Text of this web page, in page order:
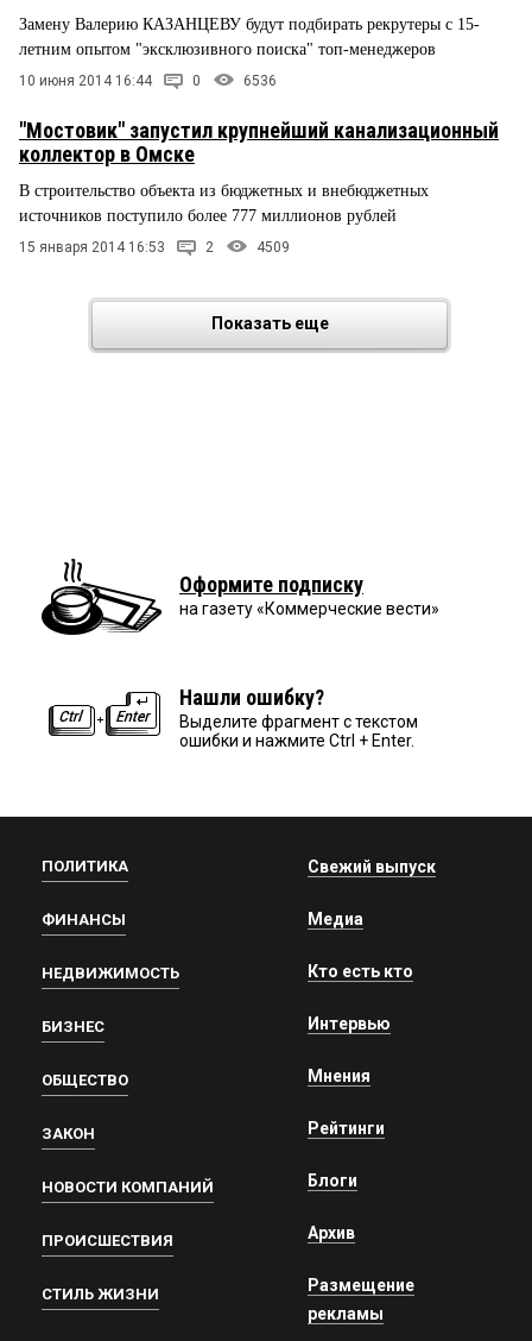
Замену Валерию КАЗАНЦЕВУ будут подбирать рекрутеры с 15-
летним опытом "эксклюзивного поиска" топ-менеджеров
10 июня 2014 16:44 0 6536
"Мостовик" запустил крупнейший канализационный
коллектор в Омске
В строительство объекта из бюджетных и внебюджетных
источников поступило более 777 миллионов рублей
15 января 2014 16:53 2 4509
Показать еще
Оформите подписку
на газету «Коммерческие вести»
Нашли ошибку?
Выделите фрагмент с текстом
ошибки и нажмите Ctrl + Enter.
ПОЛИТИКА
ФИНАНСЫ
НЕДВИЖИМОСТЬ
БИЗНЕС
ОБЩЕСТВО
ЗАКОН
НОВОСТИ КОМПАНИЙ
ПРОИСШЕСТВИЯ
СТИЛЬ ЖИЗНИ
Свежий выпуск
Медиа
Кто есть кто
Интервью
Мнения
Рейтинги
Блоги
Архив
Размещение
рекламы